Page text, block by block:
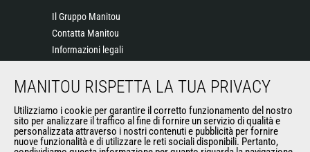
Il Gruppo Manitou
Contatta Manitou
Informazioni legali
News
General Terms and Conditions of Sale
MANITOU RISPETTA LA TUA PRIVACY
Utilizziamo i cookie per garantire il corretto funzionamento del nostro
sito per analizzare il traffico al fine di fornire un servizio di qualità e
personalizzata attraverso i nostri contenuti e pubblicità per fornire
nuove funzionalità e di utilizzare le reti sociali disponibili. Pertanto,